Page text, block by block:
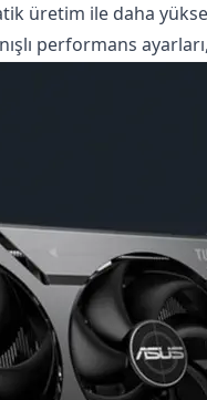
üretim ile daha
performans